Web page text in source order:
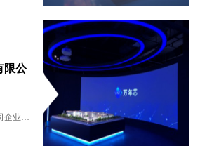
限公